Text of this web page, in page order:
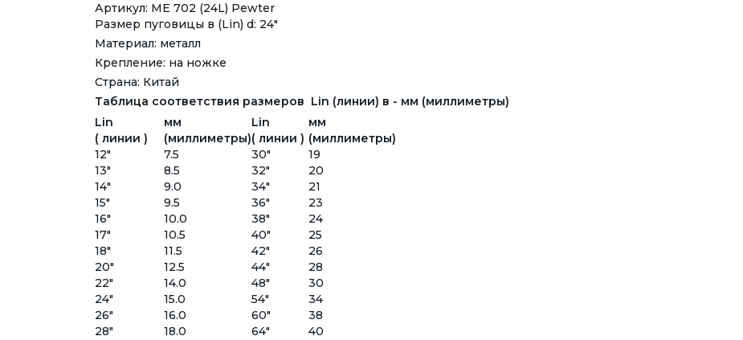
Артикул: ME 702 (24L) Pewter
Размер пуговицы в (Lin) d: 24"
Материал: металл
Крепление: на ножке
Страна: Китай
Таблица соответствия размеров Lin (линии) в - мм (миллиметры)
Lin
мм Lin
мм
( линии )
(миллиметры)( линии ) (миллиметры)
12"
7.5 30"
19
13"
8.5 32"
20
14"
9.0 34"
21
15"
9.5 36"
23
16"
10.0 38"
24
17"
10.5 40"
25
18"
11.5 42"
26
20"
12.5 44"
28
22"
14.0 48"
30
24"
15.0 54"
34
26"
16.0 60"
38
28"
18.0 64" 40